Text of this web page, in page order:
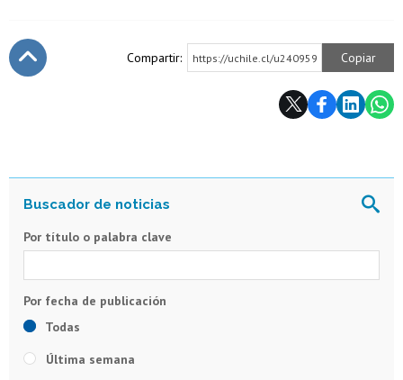
Compartir: https://uchile.cl/u240959 Copiar
Por título o palabra clave
Todas
Última semana